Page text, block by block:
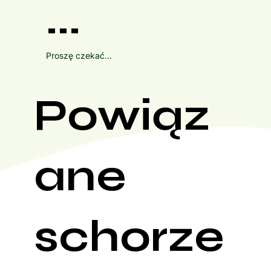
...
Proszę czekać...
Powiąz
ane
schorze